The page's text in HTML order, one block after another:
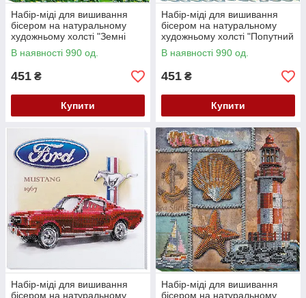
Набір-міді для вишивання
бісером на натуральному
художньому холсті "Земні
зірки" Абрис Арт AMB-009
В наявності 990 од.
451 ₴
Купити
Набір-міді для вишивання
бісером на натуральному
художньому холсті "Попутний
вітер" Абрис Арт AMB-010
В наявності 990 од.
451 ₴
Купити
Набір-міді для вишивання
бісером на натуральному
Набір-міді для вишивання
бісером на натуральному